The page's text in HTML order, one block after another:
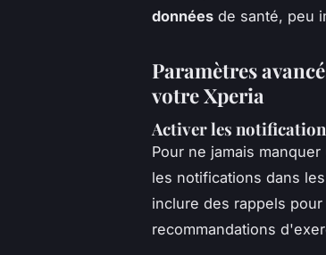
données de santé, peu
Paramètres
votre Xperia
Activer les
Pour ne jamais manquer
les notifications dans les
inclure des rappels
recommandations